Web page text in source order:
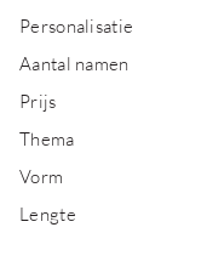
Personalisatie
Aantal namen
Prijs
Thema
Vorm
Lengte